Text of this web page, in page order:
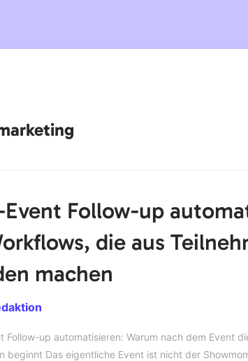
Event Follow-up
die aus
machen
Follow-up automatisieren: Warum nach dem Event
beginnt Das eigentliche Event ist nicht der